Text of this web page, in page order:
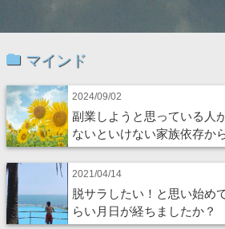
マインド
2024/09/02
副業しようと思っている人
ないといけない家族依存か
2021/04/14
脱サラしたい！と思い始め
らい月日が経ちましたか？